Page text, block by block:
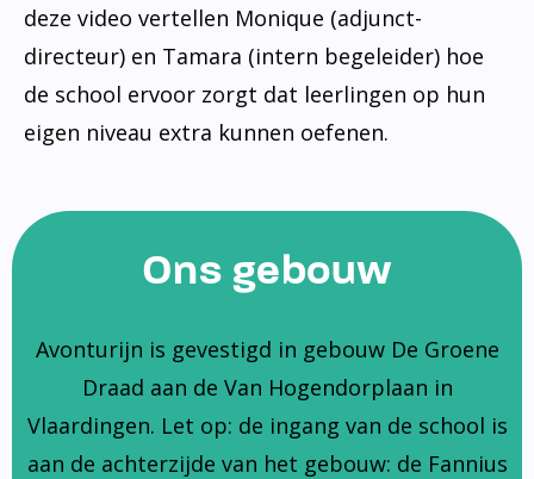
deze video vertellen Monique (adjunct-
directeur) en Tamara (intern begeleider) hoe
de school ervoor zorgt dat leerlingen op hun
eigen niveau extra kunnen oefenen.
Ons gebouw
Avonturijn is gevestigd in gebouw De Groene
Draad aan de Van Hogendorplaan in
Vlaardingen. Let op: de ingang van de school is
aan de achterzijde van het gebouw: de Fannius